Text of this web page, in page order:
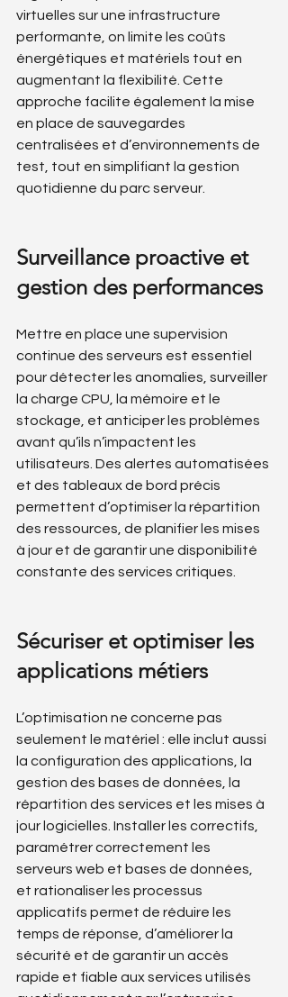
virtuelles sur une infrastructure
performante, on limite les coûts
énergétiques et matériels tout en
augmentant la flexibilité. Cette
approche facilite également la mise
en place de sauvegardes
centralisées et d’environnements de
test, tout en simplifiant la gestion
quotidienne du parc serveur.
Surveillance proactive et
gestion des performances
Mettre en place une supervision
continue des serveurs est essentiel
pour détecter les anomalies, surveiller
la charge CPU, la mémoire et le
stockage, et anticiper les problèmes
avant qu’ils n’impactent les
utilisateurs. Des alertes automatisées
et des tableaux de bord précis
permettent d’optimiser la répartition
des ressources, de planifier les mises
à jour et de garantir une disponibilité
constante des services critiques.
Sécuriser et optimiser les
applications métiers
L’optimisation ne concerne pas
seulement le matériel : elle inclut aussi
la configuration des applications, la
gestion des bases de données, la
répartition des services et les mises à
jour logicielles. Installer les correctifs,
paramétrer correctement les
serveurs web et bases de données,
et rationaliser les processus
applicatifs permet de réduire les
temps de réponse, d’améliorer la
sécurité et de garantir un accès
rapide et fiable aux services utilisés